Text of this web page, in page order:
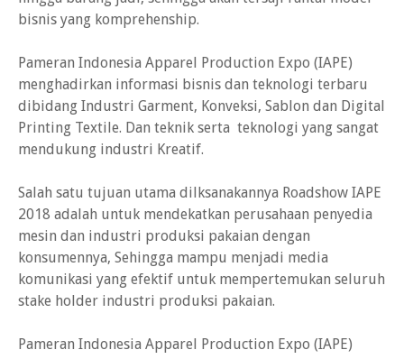
bisnis yang komprehenship.
Pameran Indonesia Apparel Production Expo (IAPE)
menghadirkan informasi bisnis dan teknologi terbaru
dibidang Industri Garment, Konveksi, Sablon dan Digital
Printing Textile. Dan teknik serta teknologi yang sangat
mendukung industri Kreatif.
Salah satu tujuan utama dilksanakannya Roadshow IAPE
2018 adalah untuk mendekatkan perusahaan penyedia
mesin dan industri produksi pakaian dengan
konsumennya, Sehingga mampu menjadi media
komunikasi yang efektif untuk mempertemukan seluruh
stake holder industri produksi pakaian.
Pameran Indonesia Apparel Production Expo (IAPE)